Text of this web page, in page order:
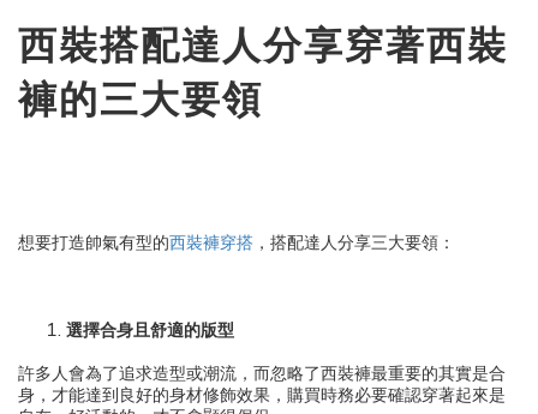
西裝搭配達人分享穿著西裝
褲的三大要領
想要打造帥氣有型的西裝褲穿搭 ，搭配達人分享三大要領：
選擇合身且舒適的版型
許多人會為了追求造型或潮流，而忽略了西裝褲最重要的其實是合
身，才能達到良好的身材修飾效果，購買時務必要確認穿著起來是